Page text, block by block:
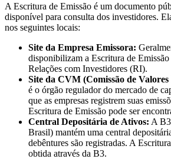
A Escritura de Emissão é um documento
disponível para consulta dos investidores.
nos seguintes locais:
Site da Empresa Emissora:
disponibilizam a Escritura de Emissão
Relações com Investidores (RI).
Site da CVM (Comissão de
é o órgão regulador do mercado de
que as empresas registrem suas
Escritura de Emissão pode ser
Central Depositária de Ativos: A
Brasil) mantém uma central
debêntures são registradas. A
obtida através da B3.